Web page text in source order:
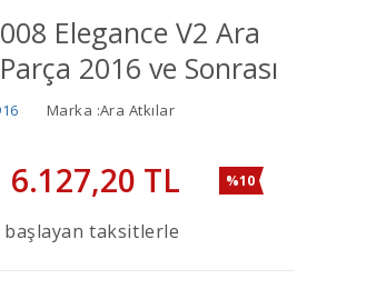
Elegance V2 Ara
2016 ve Sonrası
Marka :Ara Atkılar
6.127,20 TL %10
başlayan taksitlerle